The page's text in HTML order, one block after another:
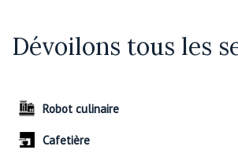
Dévoilons tous les
Robot culinaire
Cafetière